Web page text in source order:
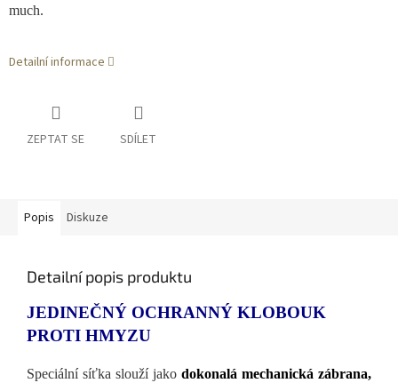
much.
Detailní informace
ZEPTAT SE SDÍLET
Popis Diskuze
Detailní popis produktu
JEDINEČNÝ OCHRANNÝ KLOBOUK
PROTI HMYZU
Speciální síťka slouží jako dokonalá mechanická zábrana,